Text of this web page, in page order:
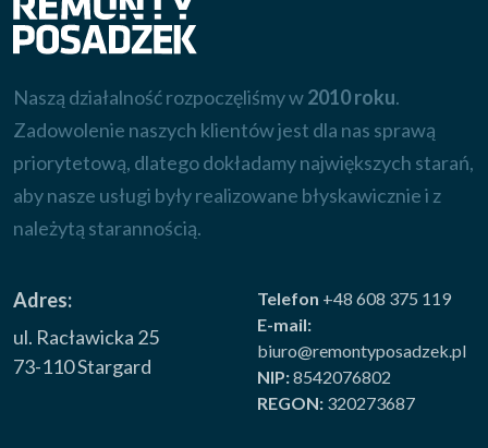
Naszą działalność rozpoczęliśmy w2010 roku.
Zadowolenie naszych klientów jest dla nas sprawą
priorytetową, dlatego dokładamy największych starań,
aby nasze usługi były realizowane błyskawicznie i z
należytą starannością.
Adres:
ul. Racławicka 25
73-110 Stargard
Telefon +48 608 375 119
E-mail:
biuro@remontyposadzek.pl
NIP:8542076802
REGON: 320273687